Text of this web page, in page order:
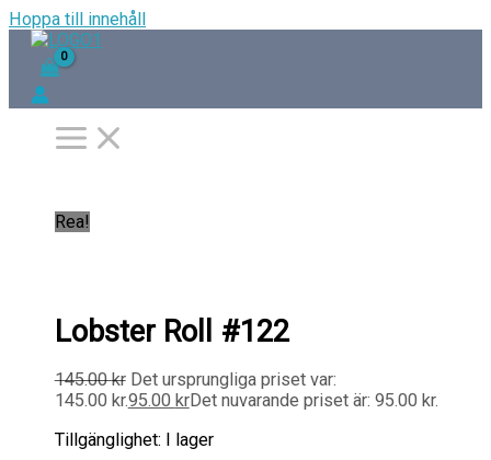
Hoppa till innehåll
Rea!
Lobster Roll #122
145.00kr Det ursprungliga priset var:
145.00 kr.95.00 krDet nuvarande priset är: 95.00 kr.
Tillgänglighet: I lager